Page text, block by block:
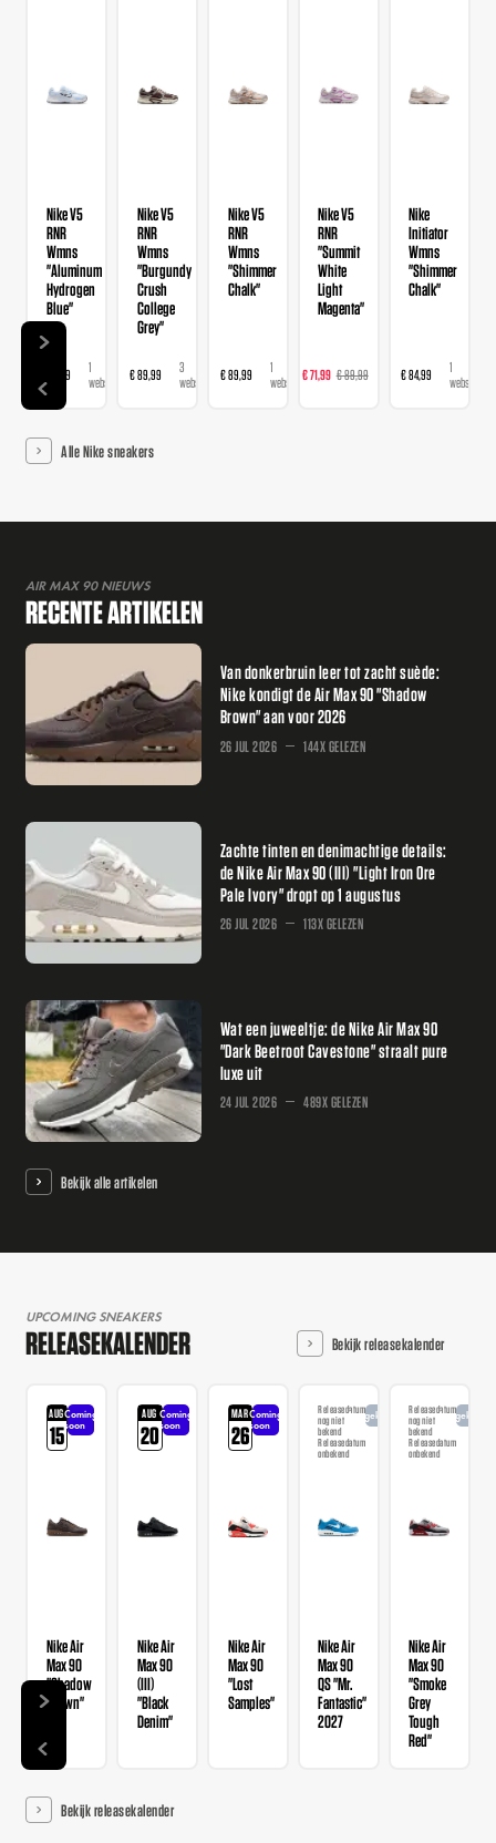
Nike V5
RNR
Wmns
"Aluminum
Hydrogen
Blue"
€ 89,99
1
webshop
Nike V5
RNR
Wmns
"Burgundy
Crush
College
Grey"
€ 89,99
3
webshops
Nike V5
RNR
Wmns
"Shimmer
Chalk"
€ 89,99
1
webshop
Nike V5
RNR
"Summit
White
Light
Magenta"
€ 71,99 € 89,99
webshops
Nike
Initiator
Wmns
"Shimmer
Chalk"
€ 84,99
1
webshop
Alle Nike sneakers
AIR MAX 90 NIEUWS
RECENTE ARTIKELEN
Van donkerbruin leer tot zacht suède:
Nike kondigt de Air Max 90 "Shadow
Brown" aan voor 2026
26 JUL 2026 144X GELEZEN
Zachte tinten en denimachtige details:
de Nike Air Max 90 (III) "Light Iron Ore
Pale Ivory" dropt op 1 augustus
26 JUL 2026 113X GELEZEN
Wat een juweeltje: de Nike Air Max 90
"Dark Beetroot Cavestone" straalt pure
luxe uit
24 JUL 2026 489X GELEZEN
Bekijk alle artikelen
UPCOMING SNEAKERS
RELEASEKALENDER Bekijk releasekalender
AUG
15
Coming
soon
Nike Air
Max 90
"Shadow
Brown"
AUG
20
Coming
soon
Nike Air
Max 90
(III)
"Black
Denim"
MAR
26
Coming
soon
Nike Air
Max 90
"Lost
Samples"
Releasedatum
nog niet
bekend
Releasedatum
onbekend
Aangekondigd
Nike Air
Max 90
QS "Mr.
Fantastic"
2027
Releasedatum
nog niet
bekend
Releasedatum
onbekend
Nike Air
Max 90
"Smoke
Grey
Tough
Red"
Bekijk releasekalender